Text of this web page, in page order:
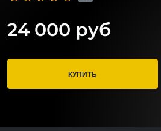
24 000 руб
КУПИТЬ